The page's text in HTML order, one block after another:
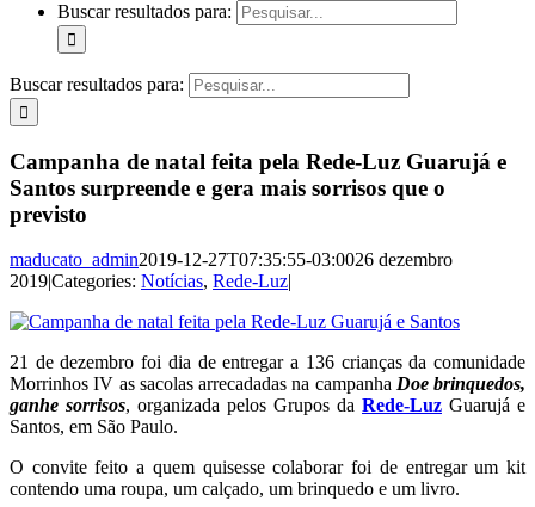
Buscar resultados para:
Buscar resultados para:
Campanha de natal feita pela Rede-Luz Guarujá e
Santos surpreende e gera mais sorrisos que o
previsto
maducato_admin2019-12-27T07:35:55-03:0026 dezembro
2019|Categories: Notícias, Rede-Luz|
21 de dezembro foi dia de entregar a 136 crianças da comunidade
Morrinhos IV as sacolas arrecadadas na campanha Doe brinquedos,
ganhe sorrisos, organizada pelos Grupos da Rede-Luz Guarujá e
Santos, em São Paulo.
O convite feito a quem quisesse colaborar foi de entregar um kit
contendo uma roupa, um calçado, um brinquedo e um livro.